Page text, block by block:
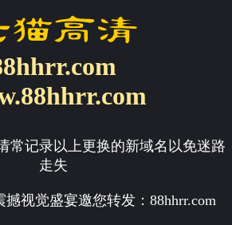
常记录以上更换的新域名以免迷路
走失
视觉盛宴邀您转发： 88hhrr.com